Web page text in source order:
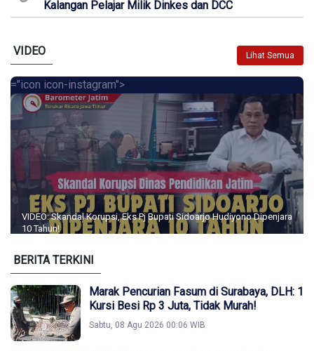
Kalangan Pelajar Milik Dinkes dan DCC
VIDEO Lihat Semua
="icon icon-instagram">
VIDEO: Skandal Korupsi, Eks Pj Bupati Sidoarjo Hudiyono Dipenjara
10 Tahun!
BERITA TERKINI
Marak Pencurian Fasum di Surabaya, DLH: 1
Kursi Besi Rp 3 Juta, Tidak Murah!
Sabtu, 08 Agu 2026 00:06 WIB